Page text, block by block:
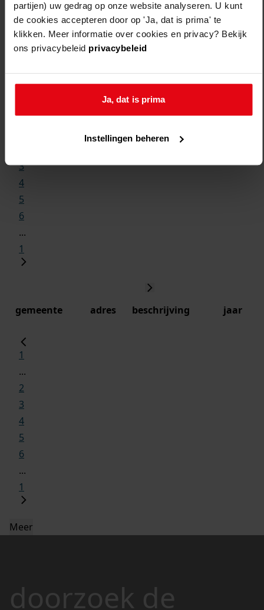
partijen) uw gedrag op onze website analyseren. U kunt
de cookies accepteren door op 'Ja, dat is prima' te
klikken. Meer informatie over cookies en privacy? Bekijk
ons privacybeleid privacybeleid
Ja, dat is prima
Instellingen beheren
1
3
4
5
6
...
1
gemeente adres beschrijving jaar
1
...
2
3
4
5
6
...
1
Meer
doorzoek de